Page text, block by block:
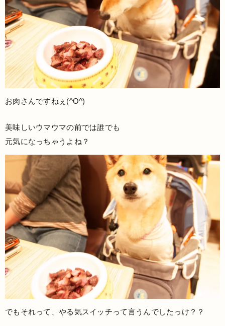
お肉さんですねぇ(^O^)
美味しいウマウマの前では誰でも
元気になっちゃうよね？
でもそれって、やる気スイッチって言うんでしたっけ？？